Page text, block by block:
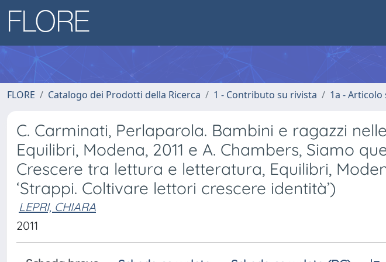
FLORE Catalogo dei Prodotti della Ricerca 1 - Contributo su rivista 1a - Articolo
C. Carminati, Perlaparola. Bambini e ragazzi
Equilibri, Modena, 2011 e A. Chambers, Siamo
Crescere tra lettura e letteratura, Equilibri,
‘Strappi. Coltivare lettori crescere identità’)
LEPRI, CHIARA
2011